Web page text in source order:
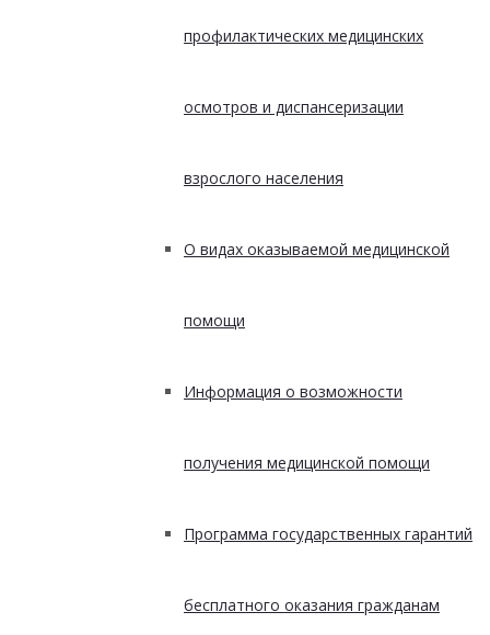
профилактических медицинских
осмотров и диспансеризации
взрослого населения
О видах оказываемой медицинской
помощи
Информация о возможности
получения медицинской помощи
Программа государственных гарантий
бесплатного оказания гражданам